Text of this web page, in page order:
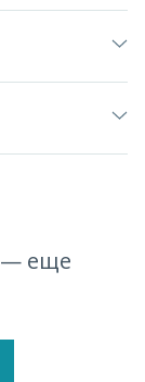
— еще